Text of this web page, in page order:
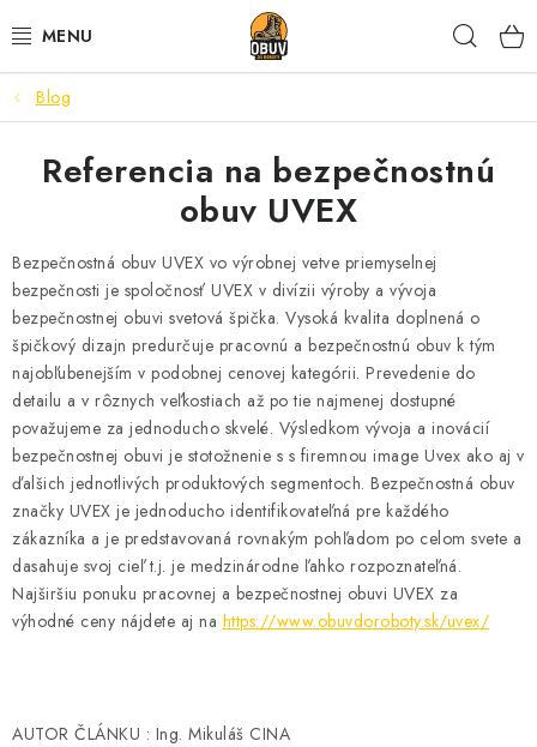
na
PRACOVNÁ A BEZPEČNOSTNÁ OBUV
VOĽNOČASOVÁ OBUV
VLOŽKY
IMPREGNÁCIA A OCHRANA
PRE KÁVIČKÁROV
BEZPEČNOSTNÉ NORMY A SYMBOLY
BLOG
KONTAKT
HODNOTENIE OBCHODU
Blog
Referencia na bezpečnostnú
obuv UVEX
Bezpečnostná obuv UVEX vo výrobnej vetve priemyselnej
bezpečnosti je spoločnosť UVEX v divízii výroby a vývoja
bezpečnostnej obuvi svetová špička. Vysoká kvalita doplnená o
špičkový dizajn predurčuje pracovnú a bezpečnostnú obuv k tým
najobľubenejším v podobnej cenovej kategórii. Prevedenie do
detailu a v rôznych veľkostiach až po tie najmenej dostupné
považujeme za jednoducho skvelé. Výsledkom vývoja a inovácií
bezpečnostnej obuvi je stotožnenie s s firemnou image Uvex ako aj v
ďalšich jednotlivých produktových segmentoch. Bezpečnostná obuv
značky UVEX je jednoducho identifikovateľná pre každého
zákazníka a je predstavovaná rovnakým pohľadom po celom svete a
dasahuje svoj cieľ t.j. je medzinárodne ľahko rozpoznateľná.
Najširšiu ponuku pracovnej a bezpečnostnej obuvi UVEX za
výhodné ceny nájdete aj na https://www.obuvdoroboty.sk/uvex/
AUTOR ČLÁNKU : Ing. Mikuláš CINA